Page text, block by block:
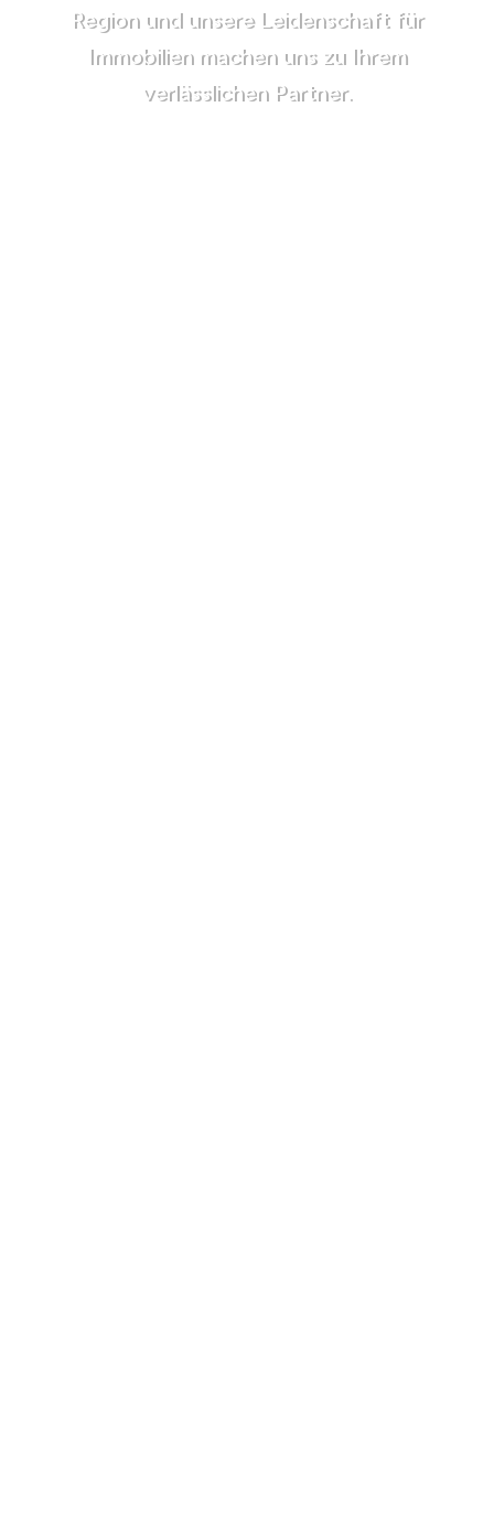
Region und unsere Leidenschaft für
Immobilien machen uns zu Ihrem
verlässlichen Partner.